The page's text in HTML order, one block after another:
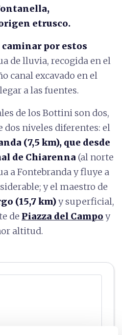
etrusco.
caminar por estos
de lluvia, recogida en el
canal excavado en el
a las fuentes.
de los Bottini son dos,
dos niveles diferentes: el
(7,5 km), que desde
de Chiarenna (al norte
a Fontebranda y fluye a
y el maestro de
(15,7 km)y superficial,
de Piazza del Campo y
altitud.